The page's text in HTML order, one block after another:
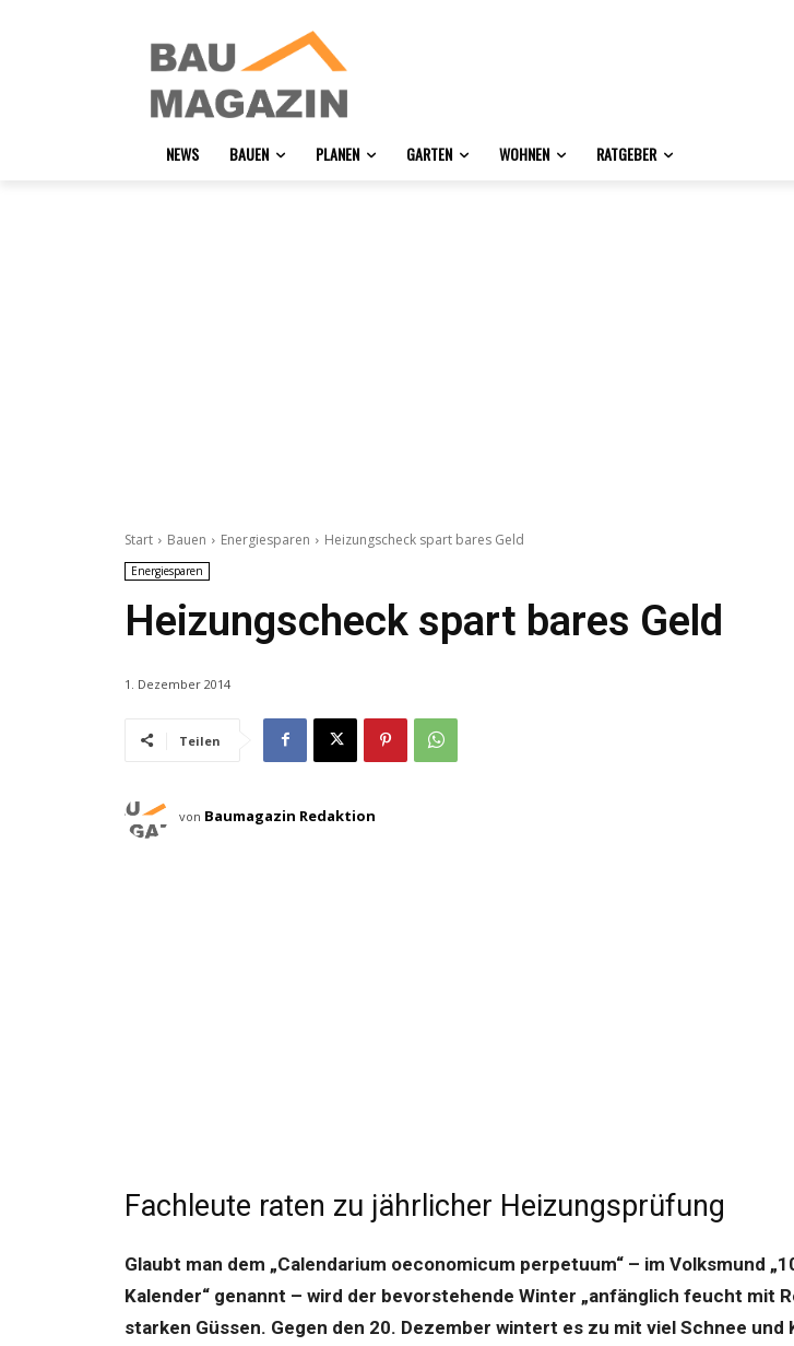
NEWS BAUEN PLANEN GARTEN WOHNEN RATGEBER
Start Bauen Energiesparen Heizungscheck spart bares Geld
Energiesparen
Heizungscheck spart bares Geld
1. Dezember 2014
Teilen
von Baumagazin Redaktion
Fachleute raten zu jährlicher Heizungsprüfung
Glaubt man dem „Calendarium oeconomicum perpetuum“ – im Volksmund
Kalender“ genannt – wird der bevorstehende Winter „anfänglich feucht mit
starken Güssen. Gegen den 20. Dezember wintert es zu mit viel Schnee und